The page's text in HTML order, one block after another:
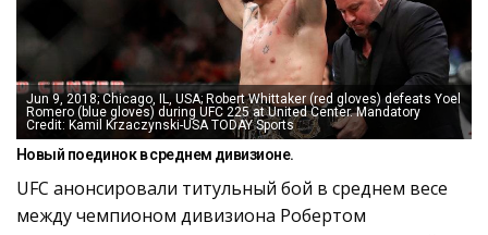
Jun 9, 2018; Chicago, IL, USA; Robert Whittaker (red gloves) defeats Yoel
Romero (blue gloves) during UFC 225 at United Center. Mandatory
Credit: Kamil Krzaczynski-USA TODAY Sports
Новый поединок в среднем дивизионе.
UFC анонсировали титульный бой в среднем весе
между чемпионом дивизиона Робертом